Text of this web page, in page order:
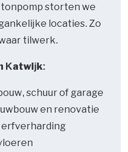
storten we
locaties. Zo
tilwerk.
Katwijk:
schuur of garage
en renovatie